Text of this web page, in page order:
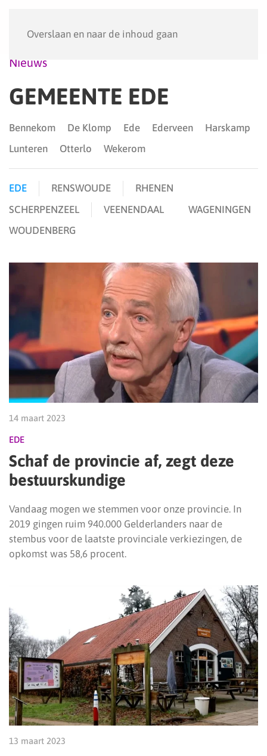
Overslaan en naar de inhoud gaan
Nieuws
GEMEENTE EDE
Bennekom De Klomp Ede Ederveen
Harskamp
Lunteren
Otterlo Wekerom
EDE RENSWOUDE
RHENEN
SCHERPENZEEL
VEENENDAAL
WAGENINGEN
WOUDENBERG
14 maart 2023
EDE
Schaf de provincie af, zegt deze
bestuurskundige
Vandaag mogen we stemmen voor onze provincie. In
2019 gingen ruim 940.000 Gelderlanders naar de
stembus voor de laatste provinciale verkiezingen, de
opkomst was 58,6 procent.
13 maart 2023